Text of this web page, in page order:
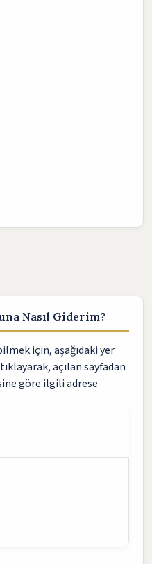
Nasıl Giderim?
için, aşağıdaki yer
açılan sayfadan
göre ilgili adrese